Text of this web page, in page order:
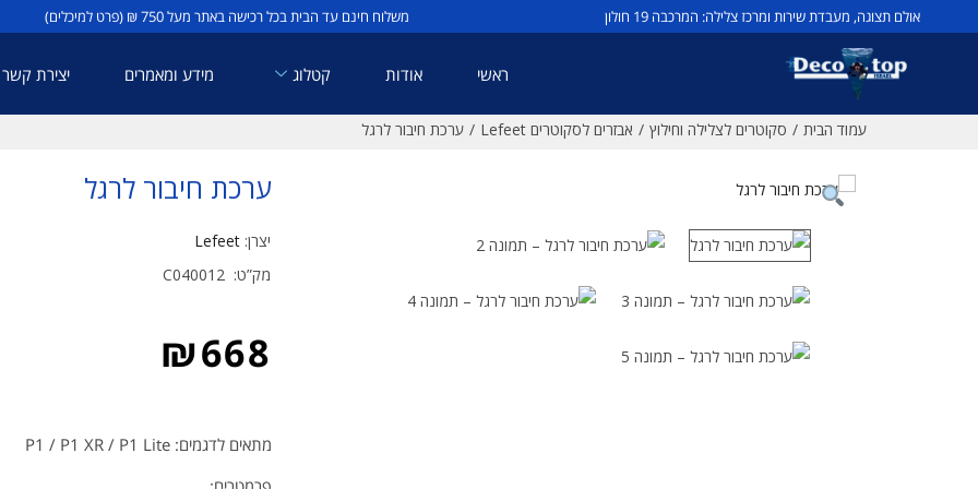
אולם תצוגה, מעבדת שירות ומרכז צלילה: המרכבה 19 חולון משלוח חינם עד הבית בכל רכישה באתר מעל 750 ₪ (פרט למיכלים)
ראשי אודות קטלוג מידע ומאמרים יצירת קשר
עמוד הבית / סקוטרים לצלילה וחילוץ / אבזרים לסקוטרים Lefeet / ערכת חיבור לרגל
ערכת חיבור לרגל
יצרן: Lefeet
מק”ט: C040012
₪668
מתאים לדגמים: P1 / P1 XR / P1 Lite